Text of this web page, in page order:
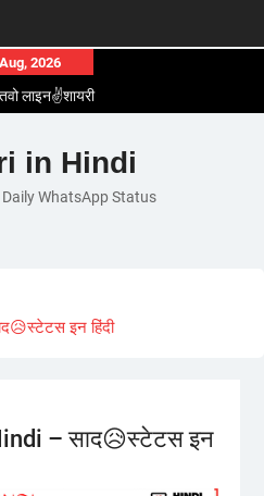
2026
लाइन✌️शायरी
लव😽स्टेटस
इन हिंदी
इन हिंदी
in Hindi
WhatsApp Status
इन हिंदी
– साद😥स्टेटस इन